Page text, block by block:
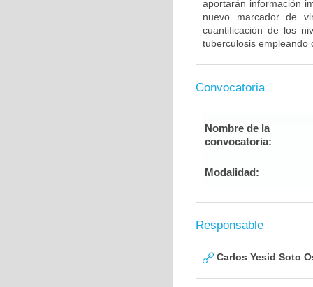
aportarán información
nuevo marcador de
cuantificación de los
tuberculosis empleando
Convocatoria
Nombre de la
convocatoria:
Modalidad:
Responsable
Carlos Yesid Soto